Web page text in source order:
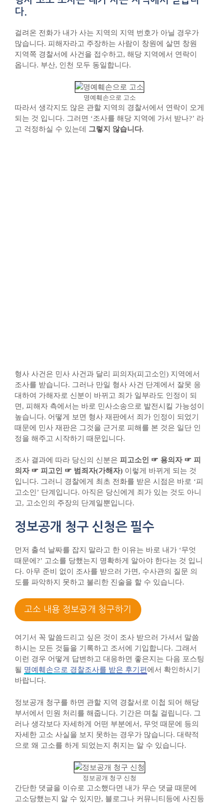
다.
걸려온 전화가 내가 사는 지역의 지역 번호가 아닐 경우가
많습니다. 피해자라고 주장하는 사람이 창원에 살면 창원
지역쪽 경찰서에 사건을 접수하고, 해당 지역에서 연락이
옵니다. 부산, 인천 모두 동일합니다.
명예훼손으로 고소
따라서 생각지도 않은 관할 지역의 경찰서에서 연락이 오게
되는 것 입니다. 그러면 ‘조사를 해당 지역에 가서 받나?’ 라
고 걱정하실 수 있는데 그렇지 않습니다.
형사 사건은 민사 사건과 달리 피의자(피고소인) 지역에서
조사를 받습니다. 그러나 만일 형사 사건 단계에서 잘못 응
대하여 가해자로 신분이 바뀌고 죄가 일부라도 인정이 되
면, 피해자 측에서는 바로 민사소송으로 발전시킬 가능성이
높습니다. 어떻게 보면 형사 재판에서 죄가 인정이 되었기
때문에 민사 재판은 그것을 근거로 피해를 본 것은 일단 인
정을 해주고 시작하기 때문입니다.
조사 결과에 따라 당신의 신분은 피고소인 ☞ 용의자 ☞ 피
의자 ☞ 피고인 ☞ 범죄자(가해자) 이렇게 바뀌게 되는 것
입니다. 그러니 경찰에게 최초 전화를 받은 시점은 바로 ‘피
고소인’ 단계입니다. 아직은 당신에게 죄가 있는 것도 아니
고, 고소인의 주장의 단계일뿐입니다.
정보공개 청구 신청은 필수
먼저 출석 날짜를 잡지 말라고 한 이유는 바로 내가 ‘무엇
때문에?’ 고소를 당했는지 명확하게 알아야 한다는 것 입니
다. 아무 준비 없이 조사를 받으러 가면, 수사관의 질문 의
도를 파악하지 못하고 불리한 진술을 할 수 있습니다.
고소 내용 정보공개 청구하기
여기서 꼭 말씀드리고 싶은 것이 조사 받으러 가셔서 말씀
하시는 모든 것들을 기록하고 조서에 기입합니다. 그래서
이런 경우 어떻게 답변하고 대응하면 좋은지는 다음 포스팅
될 명예훼손으로 경찰조사를 받은 후기편 에서 확인하시기
바랍니다.
정보공개 청구를 하면 관할 지역 경찰서로 이첩 되어 해당
부서에서 민원 처리를 해줍니다. 기간은 며칠 걸립니다. 그
러나 생각보다 자세하게 어떤 부분에서, 무엇 때문에 등의
자세한 고소 사실을 보지 못하는 경우가 많습니다. 대략적
으로 왜 고소를 하게 되었는지 취지는 알 수 있습니다.
정보공개 청구 신청
간단한 댓글을 이슈로 고소했다면 내가 무슨 댓글 때문에
고소당했는지 알 수 있지만, 블로그나 커뮤니티등에 사진등